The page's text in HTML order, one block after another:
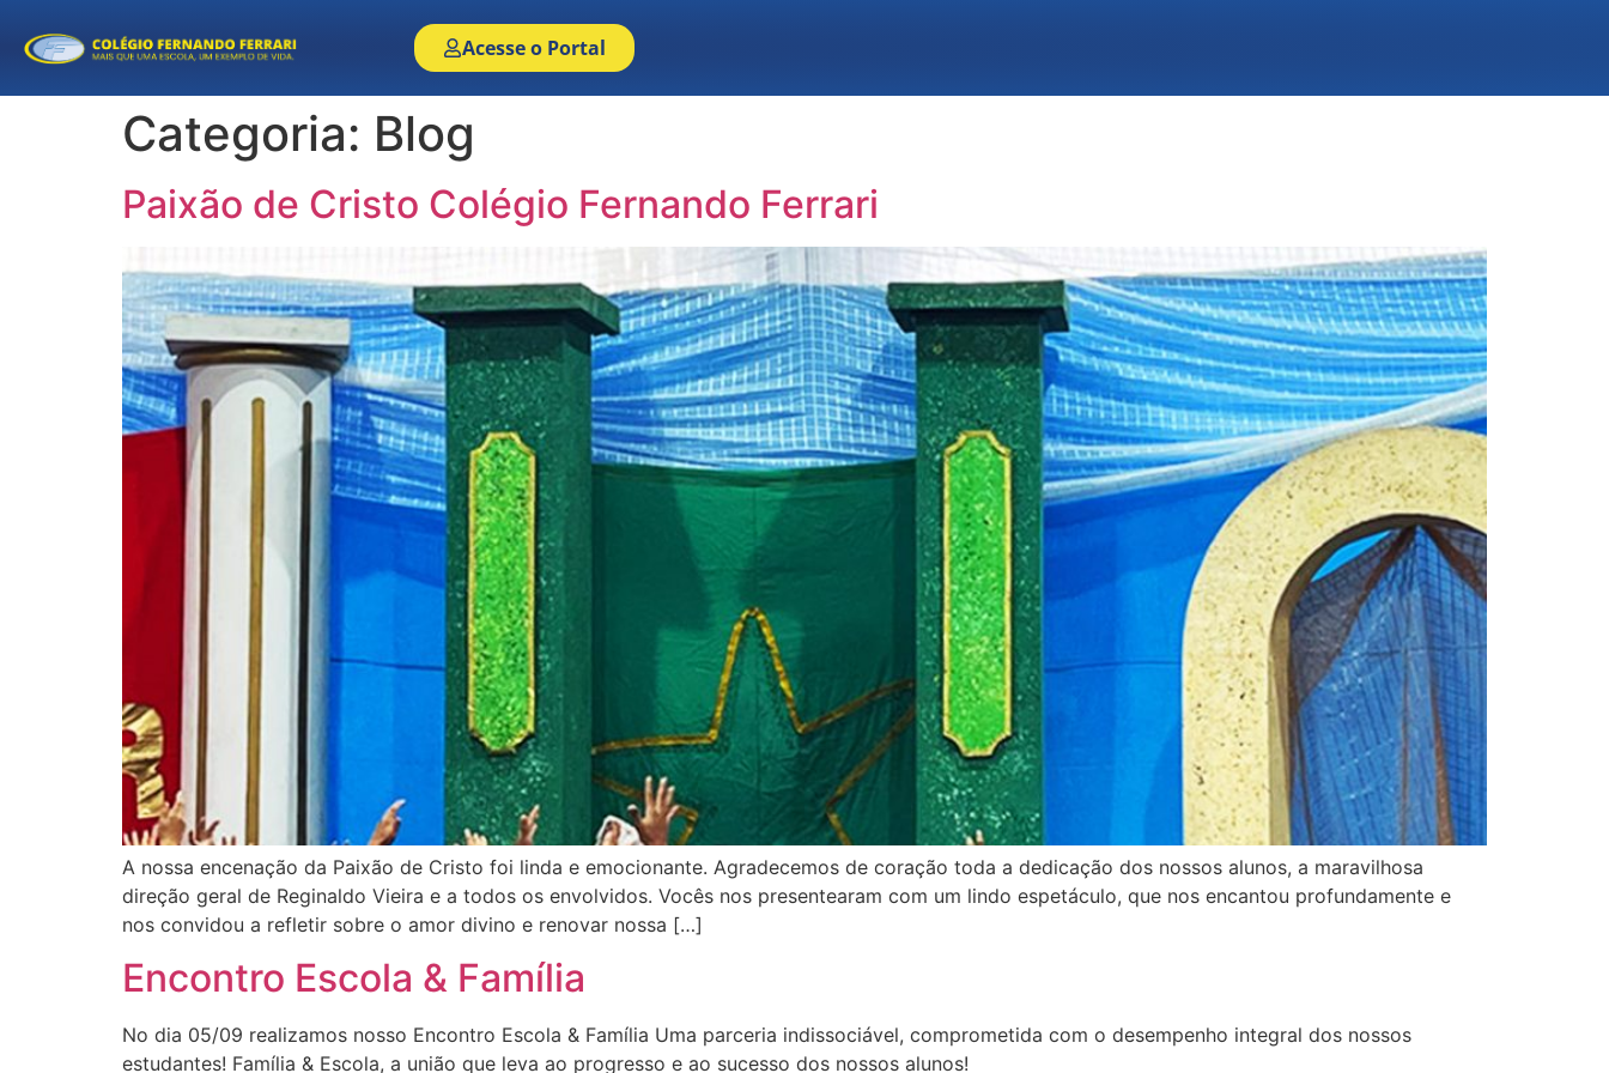
Acesse o Portal
Categoria: Blog
Paixão de Cristo Colégio Fernando Ferrari
A nossa encenação da Paixão de Cristo foi linda e emocionante. Agradecemos de coração toda a dedicação dos nossos alunos, a maravilhosa
direção geral de Reginaldo Vieira e a todos os envolvidos. Vocês nos presentearam com um lindo espetáculo, que nos encantou profundamente e
nos convidou a refletir sobre o amor divino e renovar nossa […]
Encontro Escola & Família
No dia 05/09 realizamos nosso Encontro Escola & Família Uma parceria indissociável, comprometida com o desempenho integral dos nossos
estudantes! Família & Escola, a união que leva ao progresso e ao sucesso dos nossos alunos!